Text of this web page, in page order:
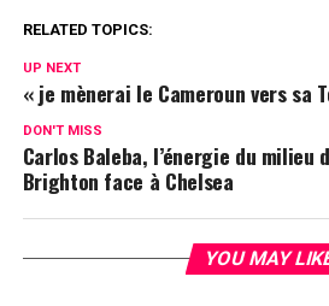
RELATED TOPICS:
UP NEXT
« je mènerai le Cameroun vers sa
DON'T MISS
Carlos Baleba, l’énergie du milieu
Brighton face à Chelsea
YOU MAY